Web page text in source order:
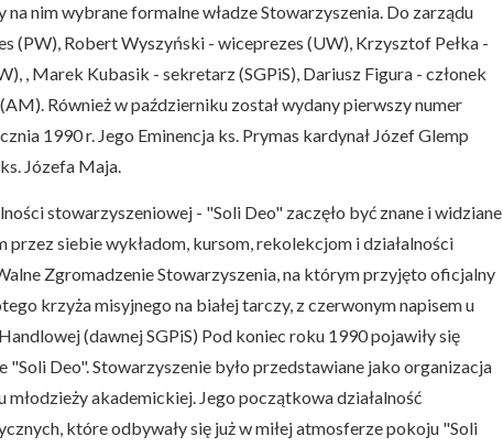
nim wybrane formalne władze Stowarzyszenia. Do zarządu
(PW), Robert Wyszyński - wiceprezes (UW), Krzysztof Pełka -
, Marek Kubasik - sekretarz (SGPiS), Dariusz Figura - członek
Również w październiku został wydany pierwszy numer
1990 r. Jego Eminencja ks. Prymas kardynał Józef Glemp
Józefa Maja.
stowarzyszeniowej - "Soli Deo" zaczęło być znane i widziane
siebie wykładom, kursom, rekolekcjom i działalności
Zgromadzenie Stowarzyszenia, na którym przyjęto oficjalny
krzyża misyjnego na białej tarczy, z czerwonym napisem u
(dawnej SGPiS) Pod koniec roku 1990 pojawiły się
"Soli Deo". Stowarzyszenie było przedstawiane jako organizacja
akademickiej. Jego początkowa działalność
które odbywały się już w miłej atmosferze pokoju "Soli